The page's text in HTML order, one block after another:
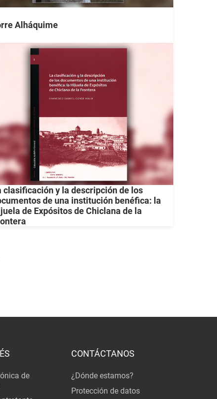
Alháquime
clasificación y la descripción de los
de una institución benéfica: la
de Expósitos de Chiclana de la
de
CONTÁCTANOS
¿Dónde estamos?
Protección de datos